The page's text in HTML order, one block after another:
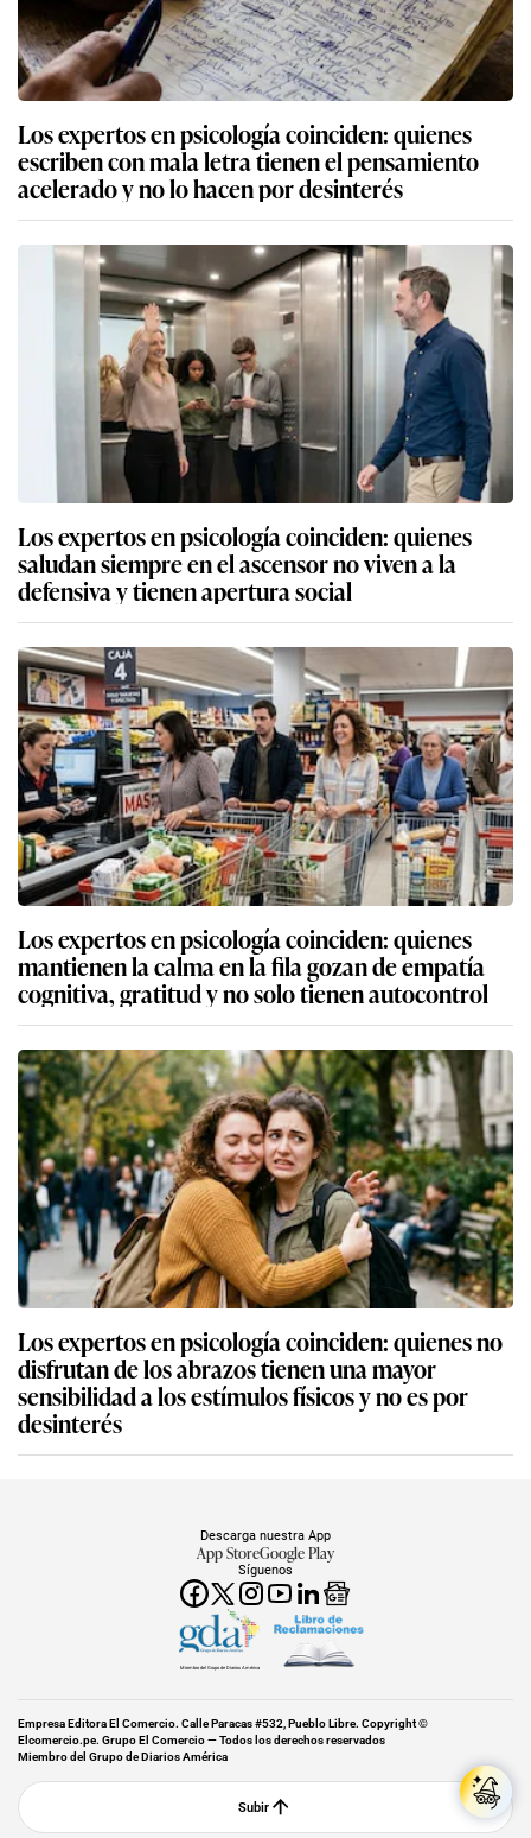
Los expertos en psicología coinciden: quienes
escriben con mala letra tienen el pensamiento
acelerado y no lo hacen por desinterés
Los expertos en psicología coinciden: quienes
saludan siempre en el ascensor no viven a la
defensiva y tienen apertura social
Los expertos en psicología coinciden: quienes
mantienen la calma en la fila gozan de empatía
cognitiva, gratitud y no solo tienen autocontrol
Los expertos en psicología coinciden: quienes no
disfrutan de los abrazos tienen una mayor
sensibilidad a los estímulos físicos y no es por
desinterés
Síguenos
Descarga nuestra App
App StoreGoogle Play
Miembro del Grupo de Diarios América
Empresa Editora El Comercio. Calle Paracas #532, Pueblo Libre. Copyright ©
Elcomercio.pe. Grupo El Comercio — Todos los derechos reservados
Miembro del Grupo de Diarios América
Subir